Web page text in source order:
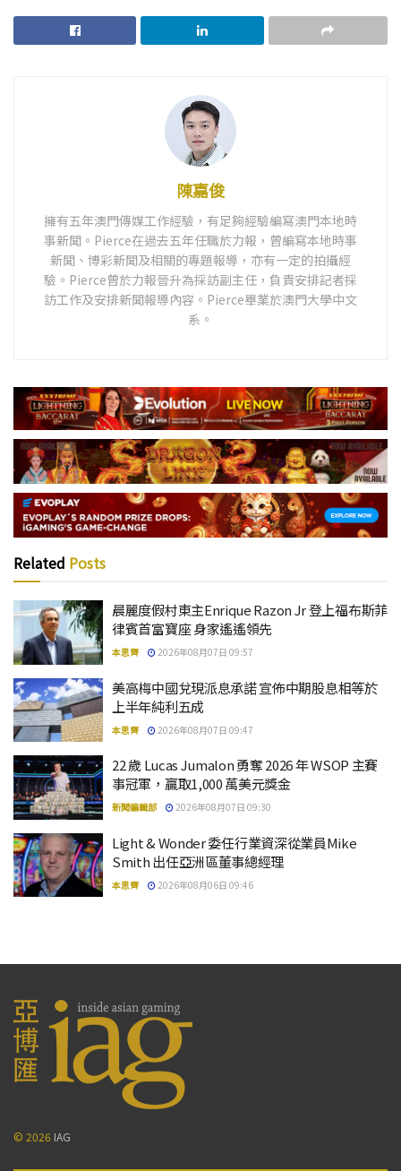
陳嘉俊
擁有五年澳門傳媒工作經驗，有足夠經驗編寫澳門本地時
事新聞。Pierce在過去五年任職於力報，曾編寫本地時事
新聞、博彩新聞及相關的專題報導，亦有一定的拍攝經
驗。Pierce曾於力報晉升為採訪副主任，負責安排記者採
訪工作及安排新聞報導內容。Pierce畢業於澳門大學中文
系。
Related Posts
晨麗度假村東主Enrique Razon Jr 登上福布斯菲
律賓首富寶座 身家遙遙領先
本思齊 2026年08月07日 09:57
美高梅中國兌現派息承諾 宣佈中期股息相等於
上半年純利五成
本思齊 2026年08月07日 09:47
22 歲 Lucas Jumalon 勇奪 2026 年 WSOP 主賽
事冠軍，贏取1,000 萬美元獎金
新聞編輯部 2026年08月07日 09:30
Light & Wonder 委任行業資深從業員Mike
Smith 出任亞洲區董事總經理
本思齊 2026年08月06日 09:46
© 2026 IAG